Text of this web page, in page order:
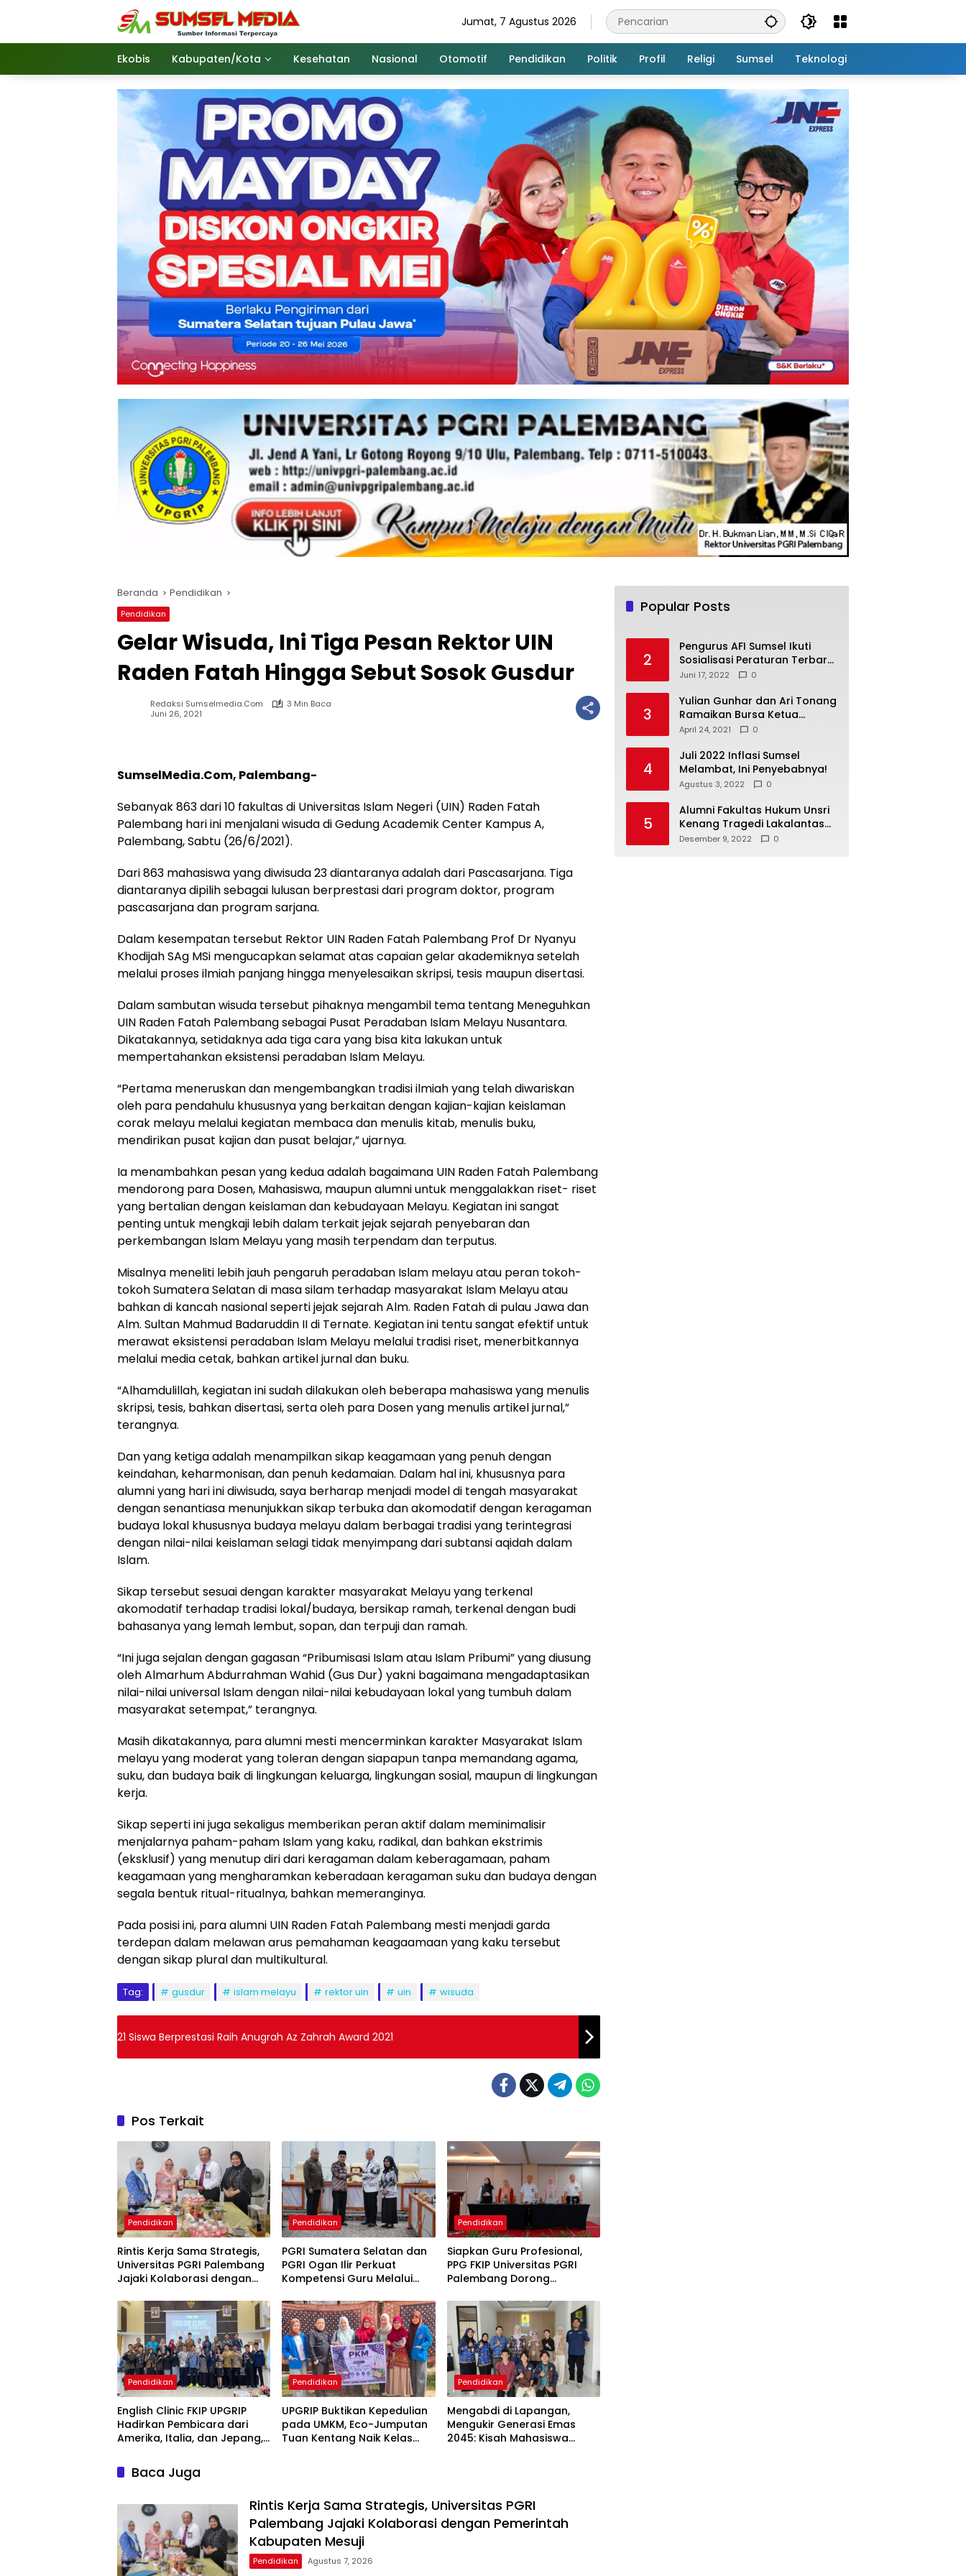
Jumat, 7 Agustus 2026
Ekobis Kabupaten/Kota Kesehatan Nasional Otomotif Pendidikan Politik Profil Religi Sumsel Teknologi
Beranda Pendidikan
Pendidikan
Gelar Wisuda, Ini Tiga Pesan Rektor UIN
Raden Fatah Hingga Sebut Sosok Gusdur
Redaksi Sumselmedia.com
3 Min Baca
Juni 26, 2021
SumselMedia.Com, Palembang-
Sebanyak 863 dari 10 fakultas di Universitas Islam Negeri (UIN) Raden Fatah
Palembang hari ini menjalani wisuda di Gedung Academik Center Kampus A,
Palembang, Sabtu (26/6/2021).
Dari 863 mahasiswa yang diwisuda 23 diantaranya adalah dari Pascasarjana. Tiga
diantaranya dipilih sebagai lulusan berprestasi dari program doktor, program
pascasarjana dan program sarjana.
Dalam kesempatan tersebut Rektor UIN Raden Fatah Palembang Prof Dr Nyanyu
Khodijah SAg MSi mengucapkan selamat atas capaian gelar akademiknya setelah
melalui proses ilmiah panjang hingga menyelesaikan skripsi, tesis maupun disertasi.
Dalam sambutan wisuda tersebut pihaknya mengambil tema tentang Meneguhkan
UIN Raden Fatah Palembang sebagai Pusat Peradaban Islam Melayu Nusantara.
Dikatakannya, setidaknya ada tiga cara yang bisa kita lakukan untuk
mempertahankan eksistensi peradaban Islam Melayu.
“Pertama meneruskan dan mengembangkan tradisi ilmiah yang telah diwariskan
oleh para pendahulu khususnya yang berkaitan dengan kajian-kajian keislaman
corak melayu melalui kegiatan membaca dan menulis kitab, menulis buku,
mendirikan pusat kajian dan pusat belajar,” ujarnya.
Ia menambahkan pesan yang kedua adalah bagaimana UIN Raden Fatah Palembang
mendorong para Dosen, Mahasiswa, maupun alumni untuk menggalakkan riset- riset
yang bertalian dengan keislaman dan kebudayaan Melayu. Kegiatan ini sangat
penting untuk mengkaji lebih dalam terkait jejak sejarah penyebaran dan
perkembangan Islam Melayu yang masih terpendam dan terputus.
Misalnya meneliti lebih jauh pengaruh peradaban Islam melayu atau peran tokoh-
tokoh Sumatera Selatan di masa silam terhadap masyarakat Islam Melayu atau
bahkan di kancah nasional seperti jejak sejarah Alm. Raden Fatah di pulau Jawa dan
Alm. Sultan Mahmud Badaruddin II di Ternate. Kegiatan ini tentu sangat efektif untuk
merawat eksistensi peradaban Islam Melayu melalui tradisi riset, menerbitkannya
melalui media cetak, bahkan artikel jurnal dan buku.
“Alhamdulillah, kegiatan ini sudah dilakukan oleh beberapa mahasiswa yang menulis
skripsi, tesis, bahkan disertasi, serta oleh para Dosen yang menulis artikel jurnal,”
terangnya.
Dan yang ketiga adalah menampilkan sikap keagamaan yang penuh dengan
keindahan, keharmonisan, dan penuh kedamaian. Dalam hal ini, khususnya para
alumni yang hari ini diwisuda, saya berharap menjadi model di tengah masyarakat
dengan senantiasa menunjukkan sikap terbuka dan akomodatif dengan keragaman
budaya lokal khususnya budaya melayu dalam berbagai tradisi yang terintegrasi
dengan nilai-nilai keislaman selagi tidak menyimpang dari subtansi aqidah dalam
Islam.
Sikap tersebut sesuai dengan karakter masyarakat Melayu yang terkenal
akomodatif terhadap tradisi lokal/budaya, bersikap ramah, terkenal dengan budi
bahasanya yang lemah lembut, sopan, dan terpuji dan ramah.
“Ini juga sejalan dengan gagasan “Pribumisasi Islam atau Islam Pribumi” yang diusung
oleh Almarhum Abdurrahman Wahid (Gus Dur) yakni bagaimana mengadaptasikan
nilai-nilai universal Islam dengan nilai-nilai kebudayaan lokal yang tumbuh dalam
masyarakat setempat,” terangnya.
Masih dikatakannya, para alumni mesti mencerminkan karakter Masyarakat Islam
melayu yang moderat yang toleran dengan siapapun tanpa memandang agama,
suku, dan budaya baik di lingkungan keluarga, lingkungan sosial, maupun di lingkungan
kerja.
Sikap seperti ini juga sekaligus memberikan peran aktif dalam meminimalisir
menjalarnya paham-paham Islam yang kaku, radikal, dan bahkan ekstrimis
(eksklusif) yang menutup diri dari keragaman dalam keberagamaan, paham
keagamaan yang mengharamkan keberadaan keragaman suku dan budaya dengan
segala bentuk ritual-ritualnya, bahkan memeranginya.
Pada posisi ini, para alumni UIN Raden Fatah Palembang mesti menjadi garda
terdepan dalam melawan arus pemahaman keagaamaan yang kaku tersebut
dengan sikap plural dan multikultural.
Tag: gusdur islam melayu rektor uin uin wisuda
21 Siswa Berprestasi Raih Anugrah Az Zahrah Award 2021
Pos Terkait
Pendidikan
Rintis Kerja Sama Strategis,
Universitas PGRI Palembang
Jajaki Kolaborasi dengan
Mesuji
Pendidikan
PGRI Sumatera Selatan dan
PGRI Ogan Ilir Perkuat
Kompetensi Guru Melalui
Ilmiah
Pendidikan
Siapkan Guru Profesional,
PPG FKIP Universitas PGRI
Palembang Dorong
Ilmiah
Pendidikan
English Clinic FKIP UPGRIP
Hadirkan Pembicara dari
Amerika, Italia, dan Jepang,
Mahasiswa
Pendidikan
UPGRIP Buktikan Kepedulian
pada UMKM, Eco-Jumputan
Tuan Kentang Naik Kelas
Pendidikan
Mengabdi di Lapangan,
Mengukir Generasi Emas
2045: Kisah Mahasiswa
Baca Juga
Rintis Kerja Sama Strategis, Universitas PGRI
Palembang Jajaki Kolaborasi dengan Pemerintah
Kabupaten Mesuji
Pendidikan Agustus 7, 2026
Popular Posts
2
Pengurus AFI Sumsel Ikuti
Sosialisasi Peraturan Terbaru
Federasi Floorball
Juni 17, 2022 0
3
Yulian Gunhar dan Ari Tonang
Ramaikan Bursa Ketua
Percasi Sumsel
April 24, 2021 0
4
Juli 2022 Inflasi Sumsel
Melambat, Ini Penyebabnya!
Agustus 3, 2022 0
5
Alumni Fakultas Hukum Unsri
Kenang Tragedi Lakalantas
28 Tahun Silam
Desember 9, 2022 0